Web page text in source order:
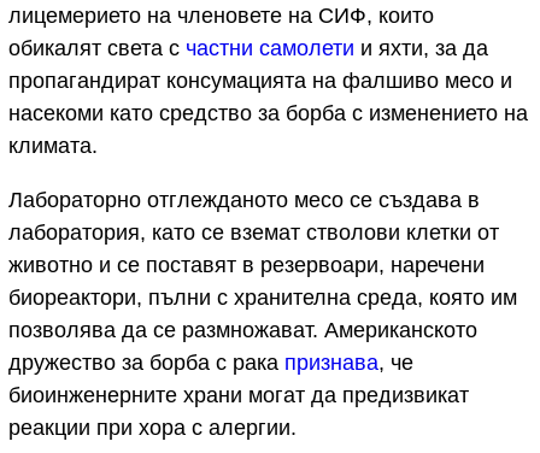
лицемерието на членовете на СИФ, които
обикалят света с частни самолети и яхти, за да
пропагандират консумацията на фалшиво месо и
насекоми като средство за борба с изменението на
климата.
Лабораторно отглежданото месо се създава в
лаборатория, като се вземат стволови клетки от
животно и се поставят в резервоари, наречени
биореактори, пълни с хранителна среда, която им
позволява да се размножават. Американското
дружество за борба с рака признава, че
биоинженерните храни могат да предизвикат
реакции при хора с алергии.